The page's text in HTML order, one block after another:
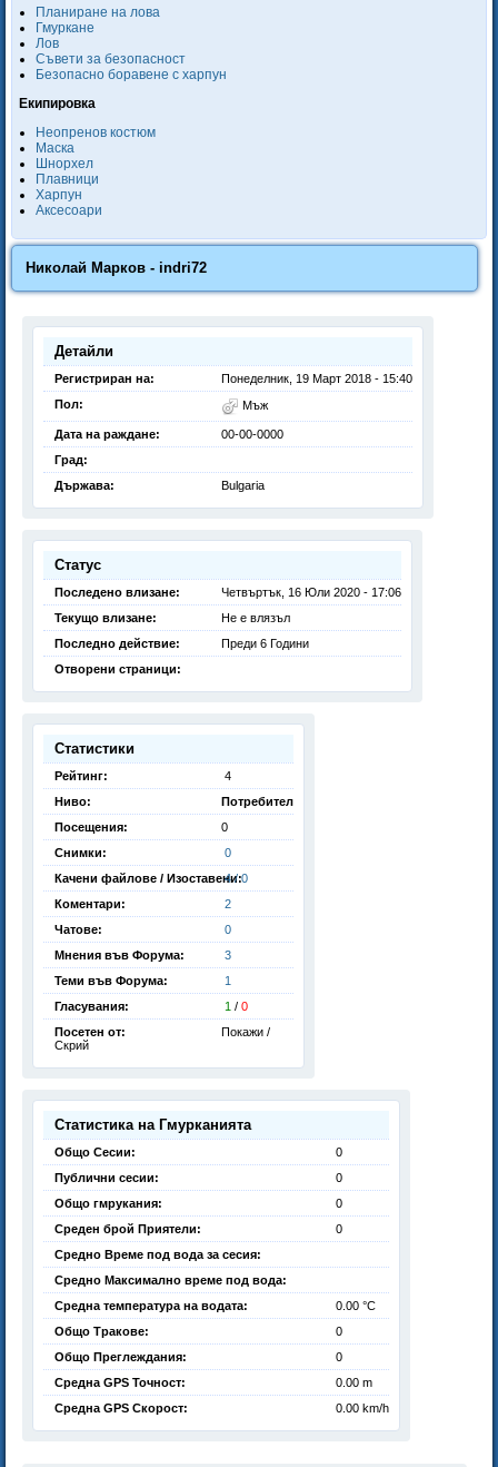
Планиране на лова
Гмуркане
Лов
Съвети за безопасност
Безопасно боравене с харпун
Екипировка
Неопренов костюм
Маска
Шнорхел
Плавници
Харпун
Аксесоари
Николай Марков - indri72
Детайли
Регистриран на:
Понеделник, 19 Март 2018 - 15:40
Пол:
Мъж
Дата на раждане:
00-00-0000
Град:
Държава:
Bulgaria
Статус
Последено влизане:
Четвъртък, 16 Юли 2020 - 17:06
Текущо влизане:
Не е влязъл
Последно действие:
Преди 6 Години
Отворени страници:
Статистики
Рейтинг:
4
Ниво:
Потребител
Посещения:
0
Снимки:
0
Качени файлове / Изоставени:
4 / 0
Коментари:
2
Чатове:
0
Мнения във Форума:
3
Теми във Форума:
1
Гласувания:
1 / 0
Посетен от:
Покажи /
Скрий
Статистика на Гмурканията
Общо Сесии:
0
Публични сесии:
0
Общо гмрукания:
0
Среден брой Приятели:
0
Средно Време под вода за сесия:
Средно Максимално време под вода:
Средна температура на водата:
0.00 °C
Общо Тракове:
0
Общо Преглеждания:
0
Средна GPS Точност:
0.00 m
Средна GPS Скорост:
0.00 km/h